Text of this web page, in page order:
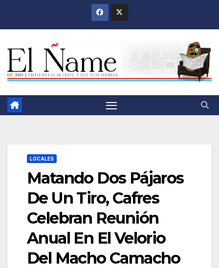
LOCALES
Matando Dos Pájaros
De Un Tiro, Cafres
Celebran Reunión
Anual En El Velorio
Del Macho Camacho